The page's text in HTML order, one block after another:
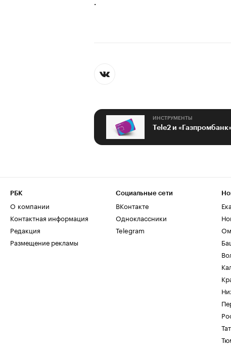
.
ИНСТРУМЕНТЫ
РБК
О компании
Контактная информация
Редакция
Размещение рекламы
Социальные сети
ВКонтакте
Одноклассники
Telegram